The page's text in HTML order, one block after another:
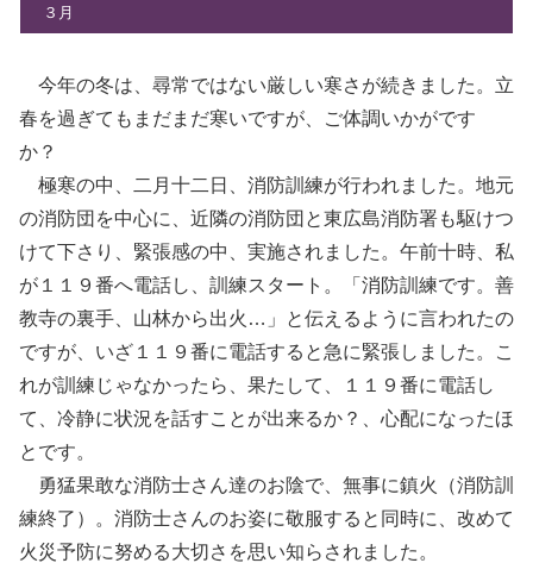
３月
今年の冬は、尋常ではない厳しい寒さが続きました。立
春を過ぎてもまだまだ寒いですが、ご体調いかがです
か？
極寒の中、二月十二日、消防訓練が行われました。地元
の消防団を中心に、近隣の消防団と東広島消防署も駆けつ
けて下さり、緊張感の中、実施されました。午前十時、私
が１１９番へ電話し、訓練スタート。「消防訓練です。善
教寺の裏手、山林から出火…」と伝えるように言われたの
ですが、いざ１１９番に電話すると急に緊張しました。こ
れが訓練じゃなかったら、果たして、１１９番に電話し
て、冷静に状況を話すことが出来るか？、心配になったほ
とです。
勇猛果敢な消防士さん達のお陰で、無事に鎮火（消防訓
練終了）。消防士さんのお姿に敬服すると同時に、改めて
火災予防に努める大切さを思い知らされました。